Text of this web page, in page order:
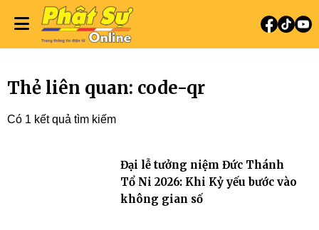
Thẻ liên quan: code-qr
Có 1 kết quả tìm kiếm
Đại lễ tưởng niệm Đức Thánh
Tổ Ni 2026: Khi Kỷ yếu bước vào
không gian số